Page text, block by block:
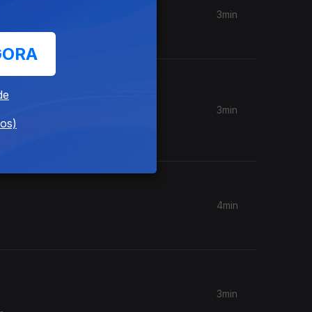
Santos.
3min
de
3min
4min
3min